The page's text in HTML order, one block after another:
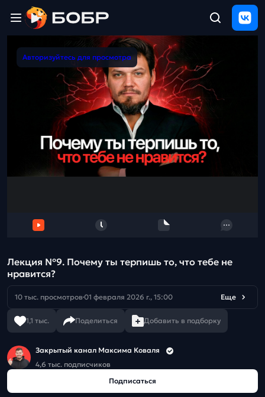
ЩЕЛЧОК
2026
материалы
поддержка
Авторизуйтесь для просмотра
Лекция №9. Почему ты терпишь то, что тебе не
нравится?
10 тыс. просмотров 01 февраля 2026 г., 15:00 Еще
1,1 тыс. Поделиться Добавить в подборку
Закрытый канал Максима Коваля
4,6 тыс. подписчиков
Подписаться